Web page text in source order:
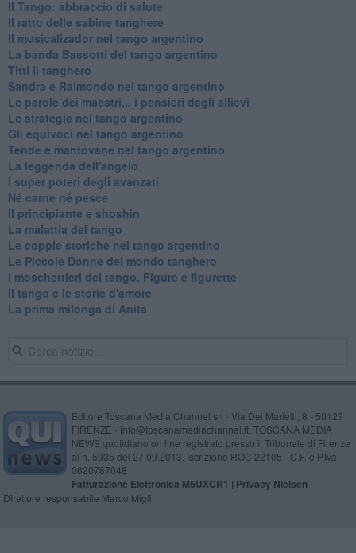
Il Tango: abbraccio di salute
Il ratto delle sabine tanghere
Il musicalizador nel tango argentino
La banda Bassotti del tango argentino
Titti il tanghero
Sandra e Raimondo nel tango argentino
Le parole dei maestri... i pensieri degli allievi
Le strategie nel tango argentino
Gli equivoci nel tango argentino
Tende e mantovane nel tango argentino
La leggenda dell'angelo
I super poteri degli avanzati
​Né carne né pesce
Il principiante e shoshin
La malattia del tango
Le coppie storiche nel tango argentino
​Le Piccole Donne del mondo tanghero
I moschettieri del tango. Figure e figurette
Il tango e le storie d'amore
​La prima milonga di Anita
Editore Toscana Media Channel srl - Via Dei Martelli, 8 - 50129
FIRENZE - info@toscanamediachannel.it. TOSCANA MEDIA
NEWS quotidiano on line registrato presso il Tribunale di Firenze
al n. 5935 del 27.09.2013. Iscrizione ROC 22105 - C.F. e P.Iva
0620787048
Fatturazione Elettronica M5UXCR1 | Privacy Nielsen
Direttore responsabile Marco Migli